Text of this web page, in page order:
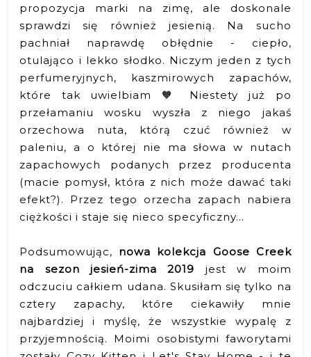
propozycja marki na zimę, ale doskonale
sprawdzi się również jesienią. Na sucho
pachniał naprawdę obłędnie - ciepło,
otulająco i lekko słodko. Niczym jeden z tych
perfumeryjnych, kaszmirowych zapachów,
które tak uwielbiam 🧡 Niestety już po
przełamaniu wosku wyszła z niego jakaś
orzechowa nuta, którą czuć również w
paleniu, a o której nie ma słowa w nutach
zapachowych podanych przez producenta
(macie pomysł, która z nich może dawać taki
efekt?). Przez tego orzecha zapach nabiera
ciężkości i staje się nieco specyficzny...
Podsumowując, nowa kolekcja Goose Creek
na sezon jesień-zima 2019 jest w moim
odczuciu całkiem udana. Skusiłam się tylko na
cztery zapachy, które ciekawiły mnie
najbardziej i myślę, że wszystkie wypalę z
przyjemnością. Moimi osobistymi faworytami